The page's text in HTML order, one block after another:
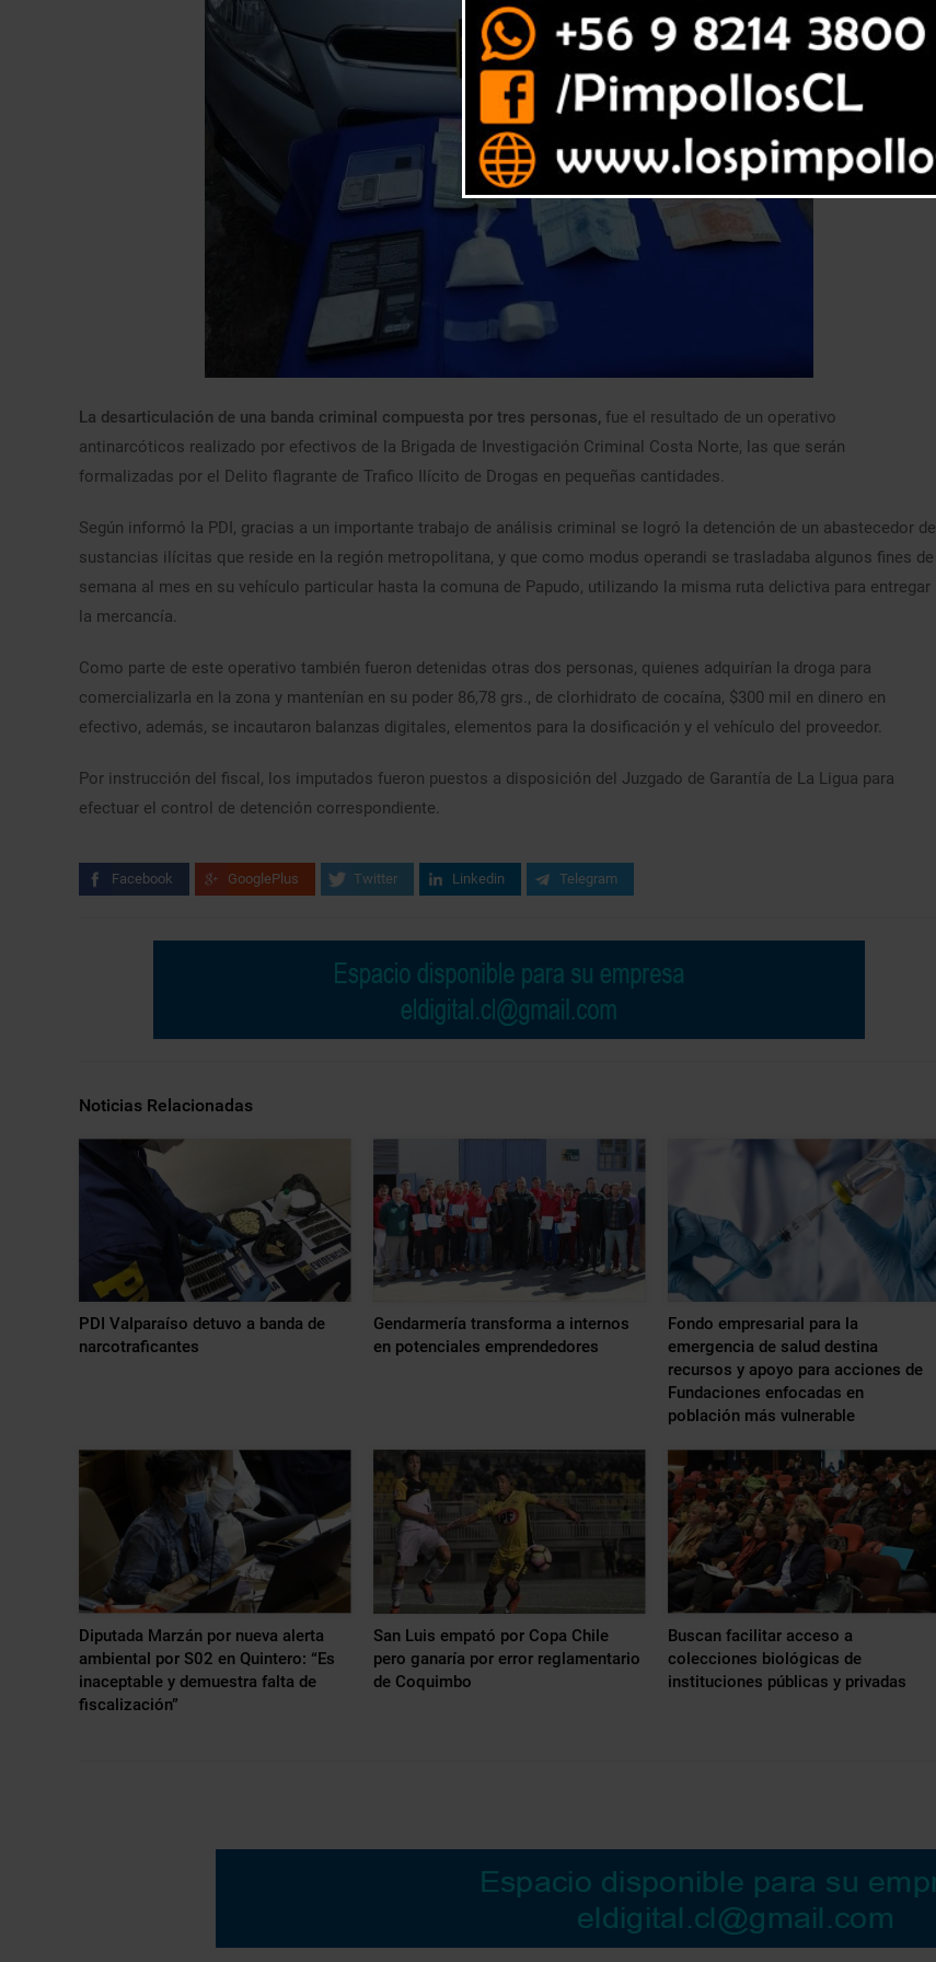
La desarticulación de una banda criminal compuesta por tres personas, fue el resultado de un operativo
antinarcóticos realizado por efectivos de la Brigada de Investigación Criminal Costa Norte, las que serán
formalizadas por el Delito flagrante de Trafico Ilícito de Drogas en pequeñas cantidades.
Según informó la PDI, gracias a un importante trabajo de análisis criminal se logró la detención de un abastecedor de
sustancias ilícitas que reside en la región metropolitana, y que como modus operandi se trasladaba algunos fines de
semana al mes en su vehículo particular hasta la comuna de Papudo, utilizando la misma ruta delictiva para entregar
la mercancía.
Como parte de este operativo también fueron detenidas otras dos personas, quienes adquirían la droga para
comercializarla en la zona y mantenían en su poder 86,78 grs., de clorhidrato de cocaína, $300 mil en dinero en
efectivo, además, se incautaron balanzas digitales, elementos para la dosificación y el vehículo del proveedor.
Por instrucción del fiscal, los imputados fueron puestos a disposición del Juzgado de Garantía de La Ligua para
efectuar el control de detención correspondiente.
Facebook GooglePlus Twitter Linkedin Telegram
Noticias Relacionadas
PDI Valparaíso detuvo a banda de
narcotraficantes
Gendarmería transforma a internos
en potenciales emprendedores
Fondo empresarial para la
emergencia de salud destina
recursos y apoyo para acciones de
Fundaciones enfocadas en
población más vulnerable
Diputada Marzán por nueva alerta
ambiental por S02 en Quintero: “Es
inaceptable y demuestra falta de
fiscalización”
San Luis empató por Copa Chile
pero ganaría por error reglamentario
de Coquimbo
Buscan facilitar acceso a
colecciones biológicas de
instituciones públicas y privadas